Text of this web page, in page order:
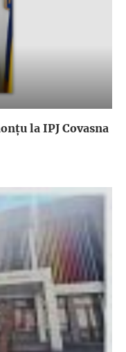
la IPJ Covasna